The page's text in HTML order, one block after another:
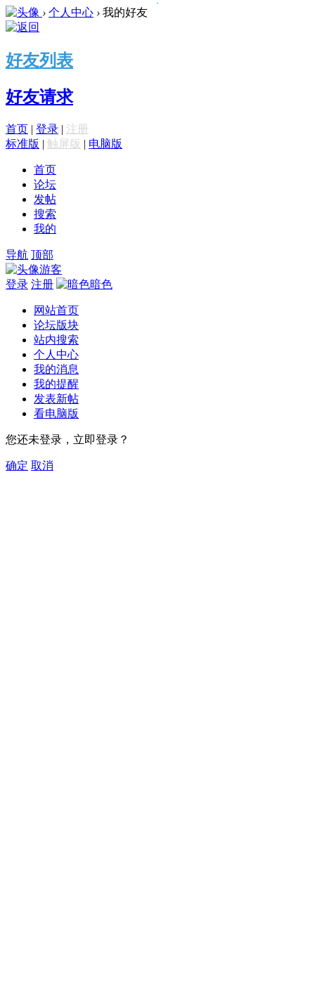
› 个人中心 › 我的好友
好友列表
好友请求
首页 | 登录 | 注册
标准版 | 触屏版 | 电脑版
首页
论坛
发帖
搜索
我的
导航 顶部
游客
登录 注册 暗色
网站首页
论坛版块
站内搜索
个人中心
我的消息
我的提醒
发表新帖
看电脑版
您还未登录，立即登录？
确定 取消